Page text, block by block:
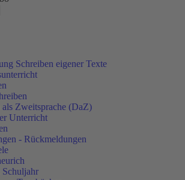
Schreiben eigener Texte
als Zweitsprache (DaZ)
Unterricht
- Rückmeldungen
Schuljahr